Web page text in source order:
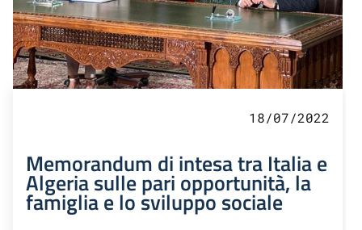
18/07/2022
Memorandum di intesa tra Italia e
Algeria sulle pari opportunità, la
famiglia e lo sviluppo sociale